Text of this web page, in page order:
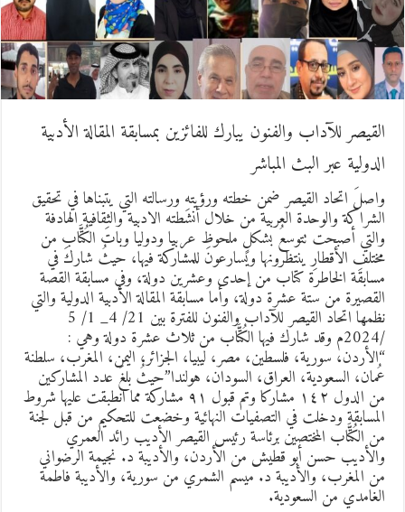
للآداب والفنون يبارك للفائزين بمسابقة المقالة الأدبية
عبر البث المباشر
اتحاد القيصر ضمن خطته ورؤيتهِ ورسالته التي يتبناها في تحقيق
والوحدة العربية من خلال أنشطته الادبية والثقافية الهادفة
أصبحت تتوسعُ بشكلٍ ملحوظ عربيا ودوليا وباتَ الكُتَّاب من
الأقطارِ ينتظرونها ويسارعونَ للمشاركة فيها، حيثُ شاركَ في
الخاطرة كتاب من إحدى وعشرين دولة، وفي مسابقة القصة
من ستة عشرة دولة، وأما مسابقة المقالة الأدبية الدولية والتي
نظمها اتحاد القيصر للآداب والفنون للفترة بين 21/ 4_ 1/ 5
/2024م وقد شارك فيها الكُتَّاب من ثلاث عشرة دولة وهي :
سورية، فلسطين، مصر، ليبيا، الجزائر، اليمن، المغرب، سلطنة
السعودية، العراق، السودان، هولندا”حيثُ بلغَ عدد المشاركين
من الدول ١٤٢ مشاركا وتم قبول ٩١ مشاركة مما انطبقت عليها شروط
ودخلت في التصفيات النهائية وخضعت للتحكيم من قبل لجنة
الكُتَّاب المختصين برئاسة رئيس القيصر الأديب رائد العمري
حسن أبو قطيش من الأردن، والأديبة د. نجيمة الرضواني
المغرب، والأديبة د. ميسم الشمري من سورية، والأديبة فاطمة
من السعودية.